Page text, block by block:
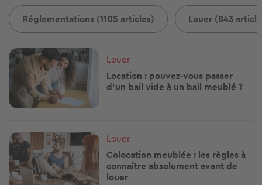
Réglementations (1105 articles) Louer (843
Image
Louer
Location : pouvez-vous passer
d’un bail vide à un bail meublé ?
Image
Louer
Colocation meublée : les règles à
connaître absolument avant de
louer